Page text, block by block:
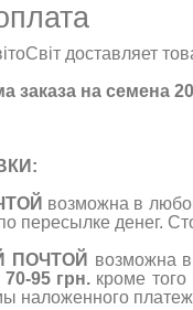
доставляет
заказа на семена
возможна в
пересылке денег.
ПОЧТОЙ возможна
70-95 грн. кроме
наложенного